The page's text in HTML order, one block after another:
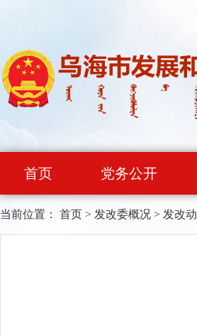
首页 党务公开
当前位置： 首页 > 发改委概况 > 发改